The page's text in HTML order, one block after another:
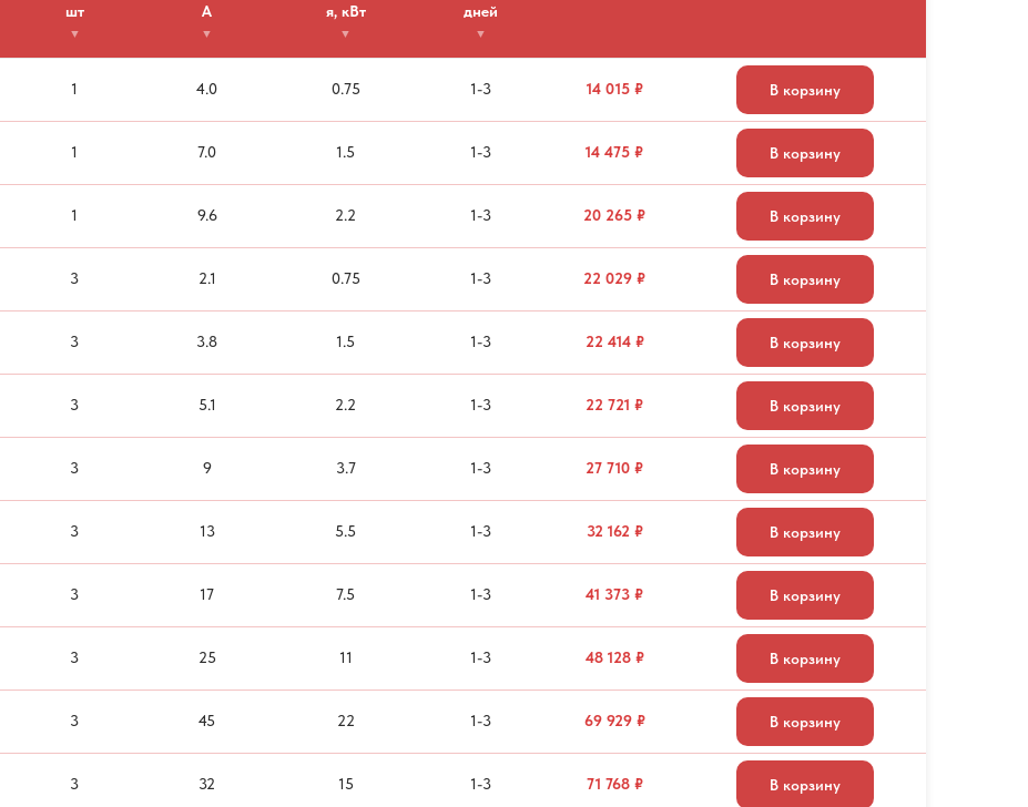
шт
A
я, кВт
дней
1 4.0 0.75 1-3 14 015 ₽ В корзину
1 7.0 1.5 1-3 14 475 ₽ В корзину
1 9.6 2.2 1-3 20 265 ₽ В корзину
3 2.1 0.75 1-3 22 029 ₽ В корзину
3 3.8 1.5 1-3 22 414 ₽ В корзину
3 5.1 2.2 1-3 22 721 ₽ В корзину
3 9 3.7 1-3 27 710 ₽ В корзину
3 13 5.5 1-3 32 162 ₽ В корзину
3 17 7.5 1-3 41 373 ₽ В корзину
3 25 11 1-3 48 128 ₽ В корзину
3 45 22 1-3 69 929 ₽ В корзину
3 32 15 1-3 71 768 ₽ В корзину